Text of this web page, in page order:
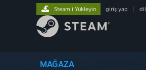
MAĞAZA
Steam'i Yükleyin giriş yap dil